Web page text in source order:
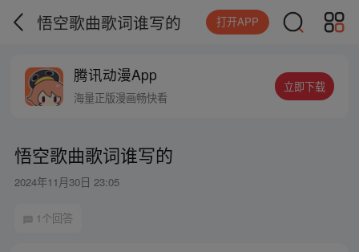
悟空歌曲歌词谁写的 打开APP
腾讯动漫App
海量正版漫画畅快看
立即下载
悟空歌曲歌词谁写的
2024年11月30日 23:05
1个回答